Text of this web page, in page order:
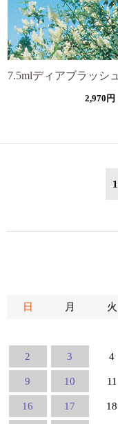
7.5mlディアブラッシュ
2,970円
1
日 月 火
2 3 4
9 10 11
16 17 18